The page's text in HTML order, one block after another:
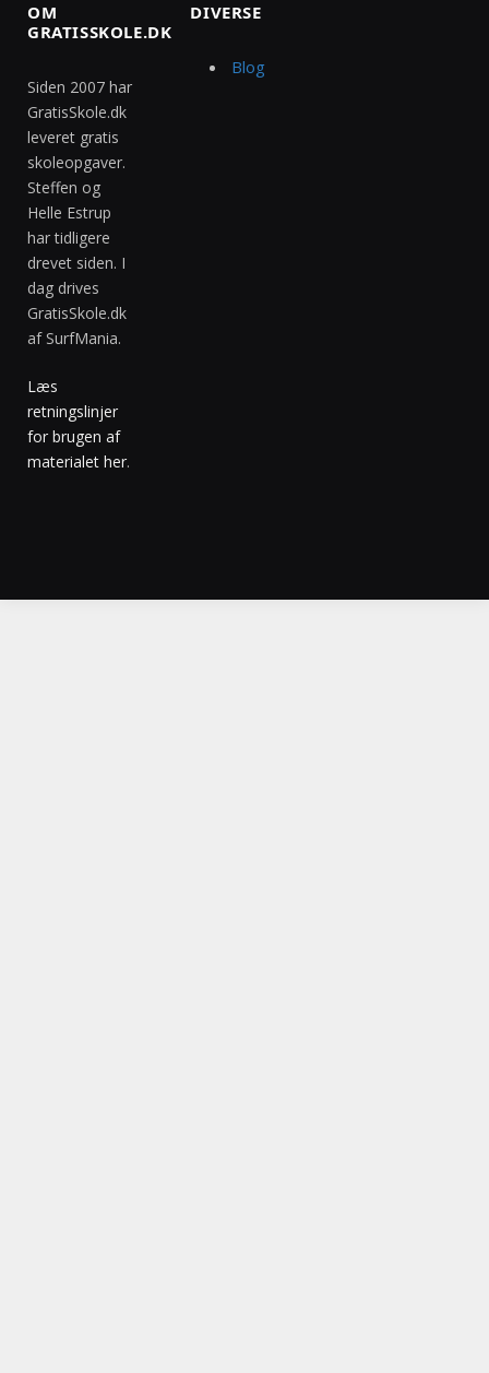
OM
GRATISSKOLE.DK
Siden 2007 har
GratisSkole.dk
leveret gratis
skoleopgaver.
Steffen og
Helle Estrup
har tidligere
drevet siden. I
dag drives
GratisSkole.dk
af SurfMania.
Læs
retningslinjer
for brugen af
materialet her.
DIVERSE
Blog